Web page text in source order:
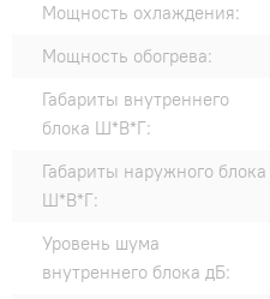
Мощность охлаждения:
Мощность обогрева:
Габариты внутреннего
блока Ш*В*Г:
Габариты наружного блока
Ш*В*Г:
Уровень шума
внутреннего блока дБ: